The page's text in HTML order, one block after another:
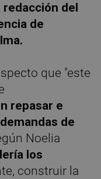
redacción del
de
que "este
repasar e
demandas de
Noelia
los
construir la